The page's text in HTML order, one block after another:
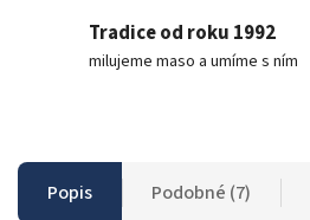
Tradice od roku 1992
milujeme maso a umíme s ním
Popis Podobné (7)